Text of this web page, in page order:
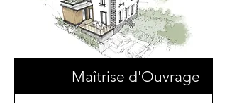
Maîtrise d'Ouvrage